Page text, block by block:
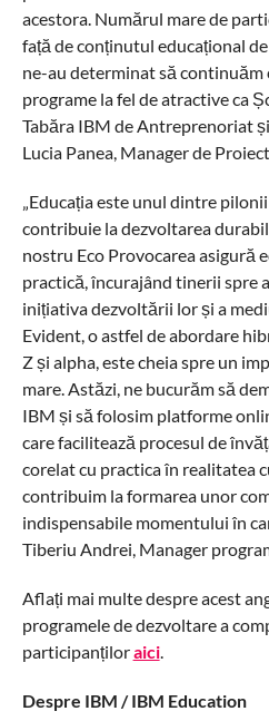
acestora. Numărul mare de
față de conținutul educațional
ne-au determinat să continuăm
programe la fel de atractive ca
Tabăra IBM de Antreprenoriat
Lucia Panea, Manager de
„Educația este unul dintre
contribuie la dezvoltarea
nostru Eco Provocarea asigură
practică, încurajând tinerii spre
inițiativa dezvoltării lor și a
Evident, o astfel de abordare
Z și alpha, este cheia spre un
mare. Astăzi, ne bucurăm să
IBM și să folosim platforme
care facilitează procesul de
corelat cu practica în realitatea
contribuim la formarea unor
indispensabile momentului în
Tiberiu Andrei, Manager
Aflați mai multe despre acest
programele de dezvoltare a
participanțiloraici.
Despre IBM / IBM Education